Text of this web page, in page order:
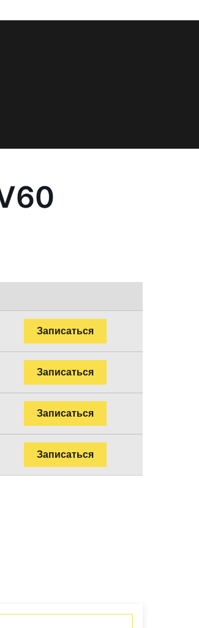
Записаться
Записаться
Записаться
Записаться